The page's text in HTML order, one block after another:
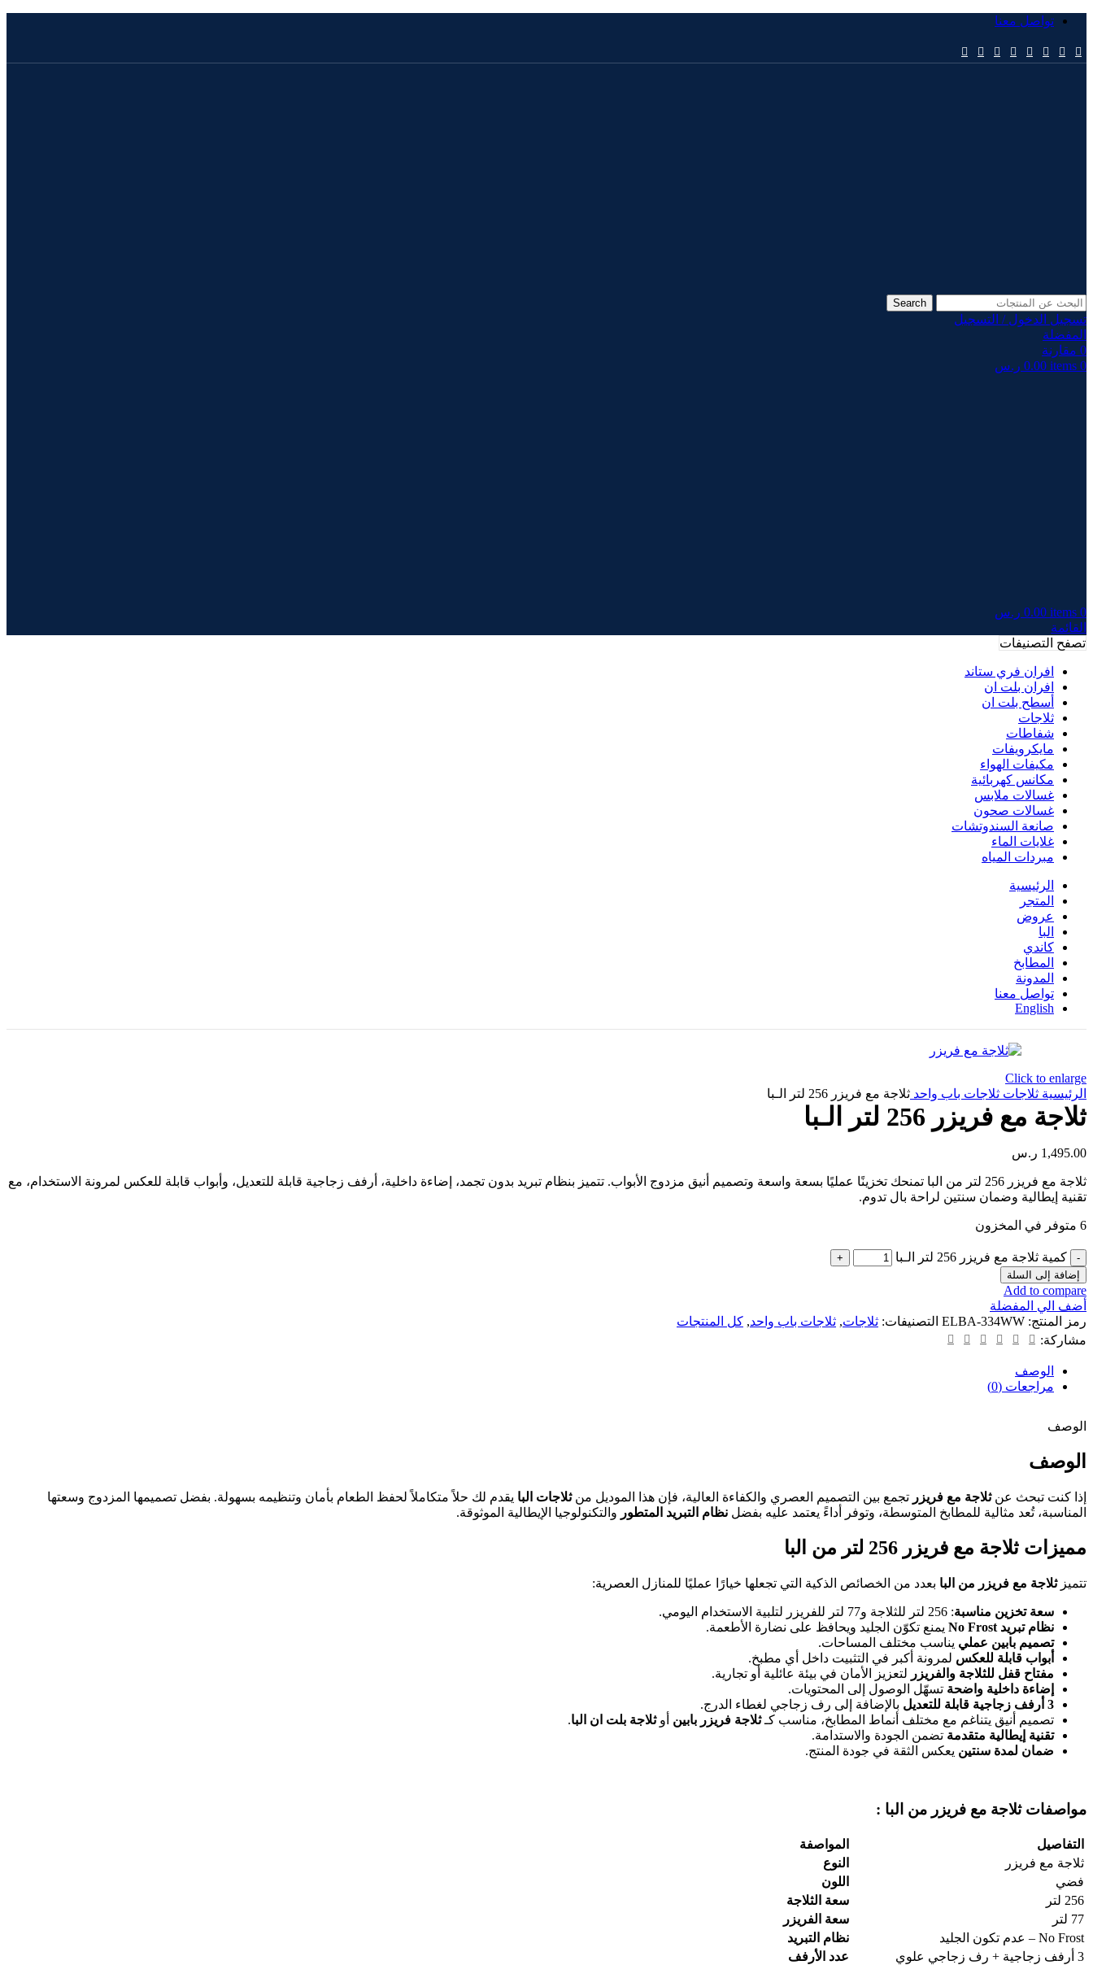
تواصل معنا
Search
تسجيل الدخول / التسجيل
المفضلة
0 مقارنة
0
items
0.00 ر.س
0
items
0.00 ر.س
القائمة
تصفح التصنيفات
افران فري ستاند
افران بلت ان
أسطح بلت ان
ثلاجات
شفاطات
مايكرويفات
مكيفات الهواء
مكانس كهربائية
غسالات ملابس
غسالات صحون
صانعة السندوتشات
غلايات الماء
مبردات المياه
الرئيسية
المتجر
عروض
البا
كاندي
المطابخ
المدونة
تواصل معنا
English
Click to enlarge
الرئيسية ثلاجات ثلاجات باب واحد ثلاجة مع فريزر 256 لتر الـبا
ثلاجة مع فريزر 256 لتر الـبا
1,495.00 ر.س
ثلاجة مع فريزر 256 لتر من البا تمنحك تخزينًا عمليًا بسعة واسعة وتصميم أنيق مزدوج الأبواب. تتميز بنظام تبريد بدون تجمد، إضاءة داخلية، أرفف زجاجية قابلة للتعديل، وأبواب قابلة للعكس لمرونة الاستخدام، مع
تقنية إيطالية وضمان سنتين لراحة بال تدوم.
6 متوفر في المخزون
كمية ثلاجة مع فريزر 256 لتر الـبا
إضافة إلى السلة
Add to compare
أضف الي المفضلة
رمز المنتج: ELBA-334WW التصنيفات: ثلاجات, ثلاجات باب واحد, كل المنتجات
مشاركة:
الوصف
مراجعات (0)
الوصف
الوصف
إذا كنت تبحث عنثلاجة مع فريزر تجمع بين التصميم العصري والكفاءة العالية، فإن هذا الموديل منثلاجات البا يقدم لك حلاً متكاملاً لحفظ الطعام بأمان وتنظيمه بسهولة. بفضل تصميمها المزدوج وسعتها
المناسبة، تُعد مثالية للمطابخ المتوسطة، وتوفر أداءً يعتمد عليه بفضل نظام التبريد المتطور والتكنولوجيا الإيطالية الموثوقة.
مميزات ثلاجة مع فريزر 256 لتر من البا
تتميزثلاجة مع فريزر من البا بعدد من الخصائص الذكية التي تجعلها خيارًا عمليًا للمنازل العصرية:
سعة تخزين مناسبة: 256 لتر للثلاجة و77 لتر للفريزر لتلبية الاستخدام اليومي.
نظام تبريد
يمنع تكوّن الجليد ويحافظ على نضارة الأطعمة.
تصميم بابين عملي يناسب مختلف المساحات.
أبواب قابلة للعكس لمرونة أكبر في التثبيت داخل أي مطبخ.
مفتاح قفل للثلاجة والفريزر لتعزيز الأمان في بيئة عائلية أو تجارية.
إضاءة داخلية واضحة تسهّل الوصول إلى المحتويات.
3 أرفف زجاجية قابلة للتعديل بالإضافة إلى رف زجاجي لغطاء الدرج.
تصميم أنيق يتناغم مع مختلف أنماط المطابخ، مناسب كـثلاجة فريزر بابين أوثلاجة بلت ان البا.
تقنية إيطالية متقدمة تضمن الجودة والاستدامة.
ضمان لمدة سنتين يعكس الثقة في جودة المنتج.
مواصفات ثلاجة مع فريزر من البا :
التفاصيل
المواصفة
ثلاجة مع فريزر
النوع
فضي
اللون
256 لتر
سعة الثلاجة
77 لتر
سعة الفريزر
No Frost – عدم تكون الجليد
نظام التبريد
3 أرفف زجاجية + رف زجاجي علوي
عدد الأرفف